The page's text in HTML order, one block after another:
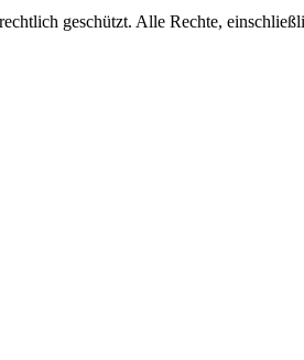
geschützt. Alle Rechte,